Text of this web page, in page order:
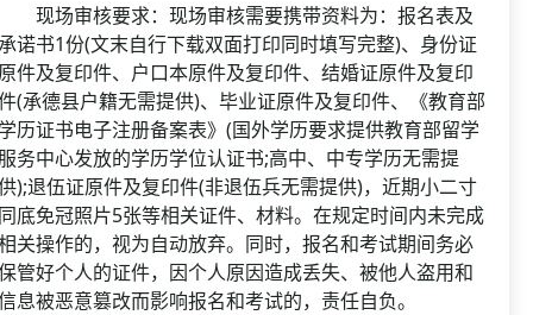
场审核要求：现场审核需要携带资料为：报名表及
诺书1份(文末自行下载双面打印同时填写完整)、身份证
件及复印件、户口本原件及复印件、结婚证原件及复印
(承德县户籍无需提供)、毕业证原件及复印件、《教育部
历证书电子注册备案表》(国外学历要求提供教育部留学
务中心发放的学历学位认证书;高中、中专学历无需提
);退伍证原件及复印件(非退伍兵无需提供)，近期小二寸
底免冠照片5张等相关证件、材料。在规定时间内未完成
关操作的，视为自动放弃。同时，报名和考试期间务必
管好个人的证件，因个人原因造成丢失、被他人盗用和
息被恶意篡改而影响报名和考试的，责任自负。